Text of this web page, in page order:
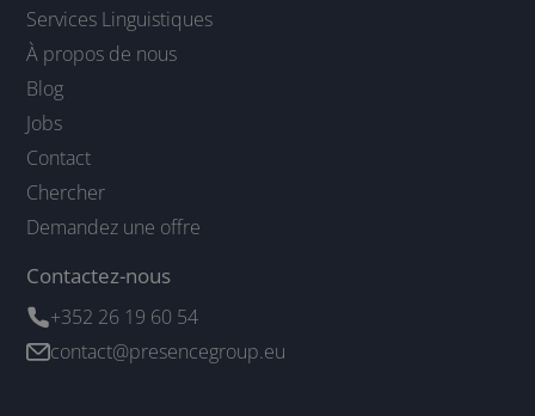
Services Linguistiques
À propos de nous
Blog
Jobs
Contact
Chercher
Demandez une offre
Contactez-nous
+352 26 19 60 54
contact@presencegroup.eu